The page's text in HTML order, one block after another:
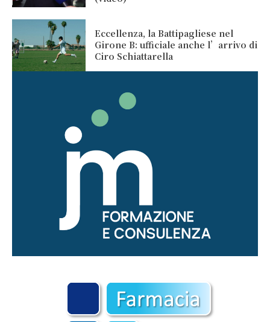
Eccellenza, la Battipagliese nel
Girone B: ufficiale anche l’arrivo di
Ciro Schiattarella